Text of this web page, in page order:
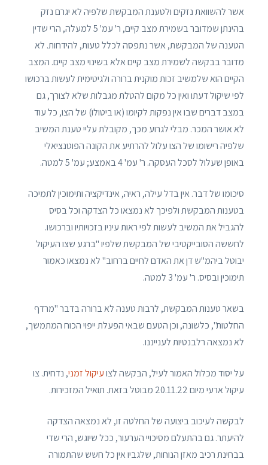
אשר להשוואת נזקים ולטענת המבקשת שלפיה לא יגרם נזק
בהינתן שמדובר בשמירת מצב קיים, ר' עמ' 5 למעלה, הרי שדין
הטענה של המבקשת, אשר נתפסה לכלל טעות, להידחות. לא
מדובר בבקשה לשמירת מצב קיים אלא בשינוי מצב קיים. המצב
הקיים הוא שלמשיב זכות מוקנית ברורה ולגיטימית לעשות ברכושו
לפי שיקול דעתו ואין כל מקום להטלת מגבלות שלא לצורך, גם
במצב דברים שבו אין נפקות לקיומו (או ביטולו) של הצו, כל עוד
לא אושר המכר. מבלי לגרוע מכך, מקובלת עליי טענת המשיב
שלפיה רישומו של הצו עלול להרתיע את הקונה הפוטנציאלי
באופן שעלול לסכל העסקה. ר' עמ' 4 באמצע; עמ' 5 למטה.
סיכומו של דבר. אין בדל עילה, ראיה, אינדיקציה ותימוכין לתמיכה
בטענות המבקשת ולפיכך לא נמצאו כל הצדקה וכל בסיס
להגביל את המשיב לעשות לפי ראות עיניו בזכויותיו וברכושו.
לחששה הסובייקטיבי של המבקשת שלפיו "ברגע שצו העיקול
יבוטל ביהמ"ש דן את האדם לחיים ברחוב" לא נמצאו כאמור
תימוכין ובסיס. ר' עמ' 3 למטה.
בשאר טענות המבקשת, לרבות טענה לא ברורה בדבר "מרדף
החלטות", כלשונה, וכן הטעם שבאי הפעלת ייפוי הכוח המתמשך,
לא נמצאה רלבנטיות לענייננו.
על יסוד מכלול האמור לעיל, הבקשה לצועיקול זמני, נדחית. צו
עיקול ארעי מיום 20.11.22 מבוטל בזאת. תואיל המזכירות.
לבקשה לעיכוב ביצועה של החלטה זו, לא נמצאה הצדקה
להיעתר. גם בהתעלם מסיכויי הערעור, ככל שיוגש, הרי שדי
בבחינת רכיב מאזן הנוחות, שלגביו אין כל חשש שהתמורה